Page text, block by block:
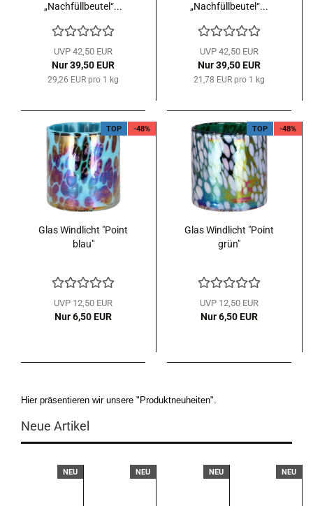
„Nachfüllbeutel“...
UVP 42,50 EUR
Nur 39,50 EUR
29,26 EUR pro 1 kg
„Nachfüllbeutel“...
UVP 42,50 EUR
Nur 39,50 EUR
21,78 EUR pro 1 kg
TOP -48%
Glas Windlicht "Point
blau"
UVP 12,50 EUR
Nur 6,50 EUR
TOP -48%
Glas Windlicht "Point
grün"
UVP 12,50 EUR
Nur 6,50 EUR
Hier präsentieren wir unsere "Produktneuheiten".
Neue Artikel
NEU NEU NEU NEU